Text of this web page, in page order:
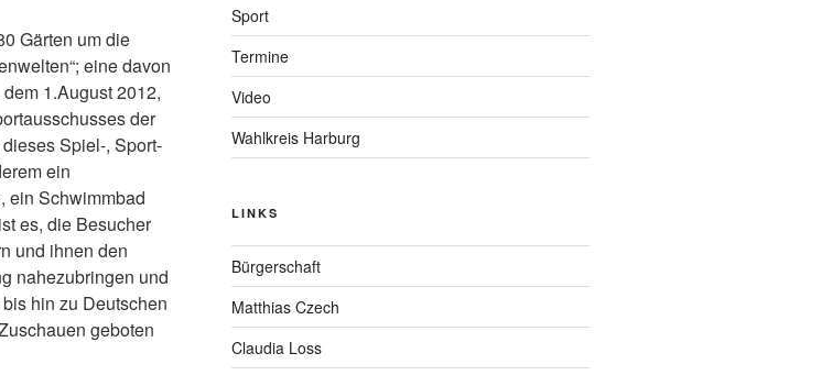
Gärten um die
eine davon
1.August 2012,
der
Spiel-, Sport-
ein
ein Schwimmbad
es, die Besucher
und ihnen den
nahezubringen und
hin zu Deutschen
geboten
Sport
Termine
Video
Wahlkreis Harburg
LINKS
Bürgerschaft
Matthias Czech
Claudia Loss